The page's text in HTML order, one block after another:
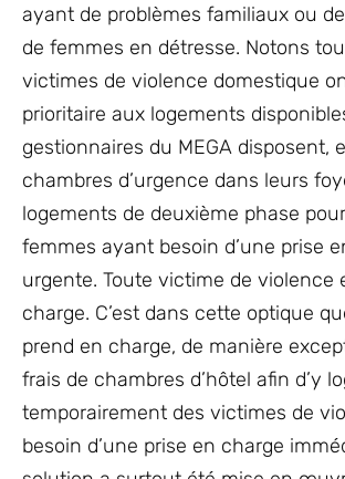
ayant de problèmes familiaux ou
de femmes en détresse. Notons
victimes de violence domestique
prioritaire aux logements
gestionnaires du MEGA disposent,
chambres d’urgence dans leurs
logements de deuxième phase
femmes ayant besoin d’une prise
urgente. Toute victime de violence
charge. C’est dans cette optique
prend en charge, de manière
frais de chambres d’hôtel afin d’y
temporairement des victimes de
besoin d’une prise en charge